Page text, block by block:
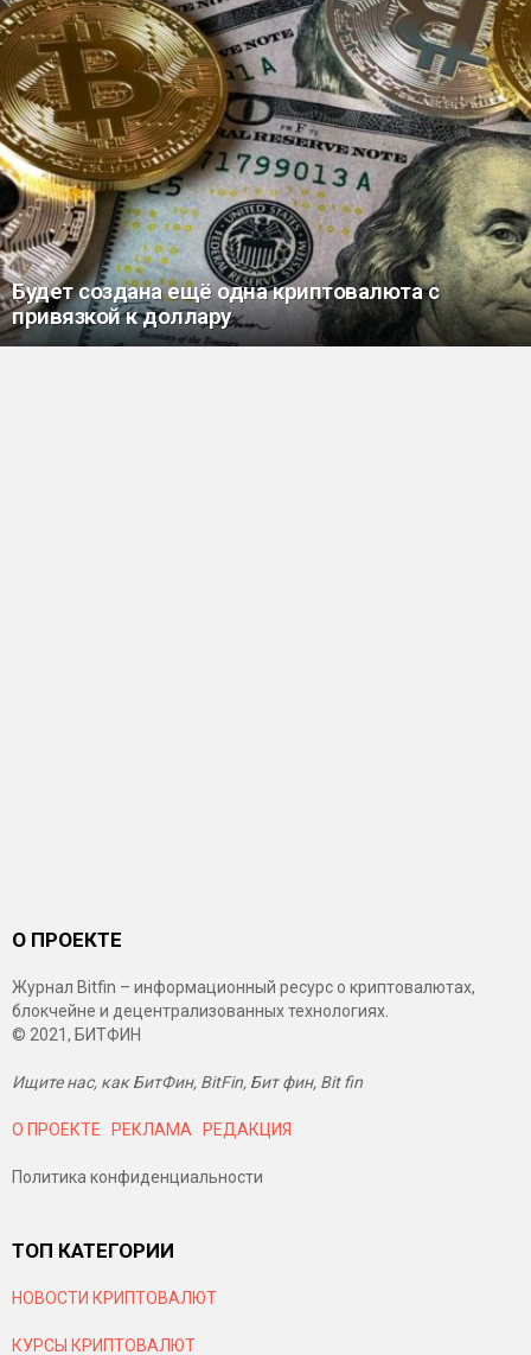
Будет создана ещё одна криптовалюта с
привязкой к доллару
О ПРОЕКТЕ
Журнал Bitfin – информационный ресурс о криптовалютах,
блокчейне и децентрализованных технологиях.
© 2021, БИТФИН
Ищите нас, как БитФин, BitFin, Бит фин, Bit fin
О ПРОЕКТЕ РЕКЛАМА РЕДАКЦИЯ
Политика конфиденциальности
ТОП КАТЕГОРИИ
НОВОСТИ КРИПТОВАЛЮТ
КУРСЫ КРИПТОВАЛЮТ